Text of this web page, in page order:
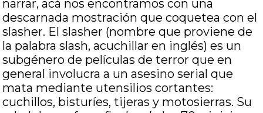
narrar, acá nos encontramos con una
descarnada mostración que coquetea con el
slasher. El slasher (nombre que proviene de
la palabra slash, acuchillar en inglés) es un
subgénero de películas de terror que en
general involucra a un asesino serial que
mata mediante utensilios cortantes:
cuchillos, bisturíes, tijeras y motosierras. Su